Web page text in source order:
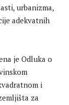
urbanizma,
adekvatnih
je Odluka o
i
za